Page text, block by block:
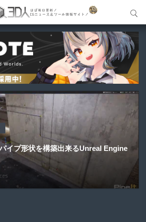
Manager | Unreal Engi...
イプ形状を構築出来るUnreal Engine
ブループリントライブラリやエディタ
シピブック パーツを組み合わせて作れ
無料＆CC0 で商用利用OKなVRChat
サイト内検索